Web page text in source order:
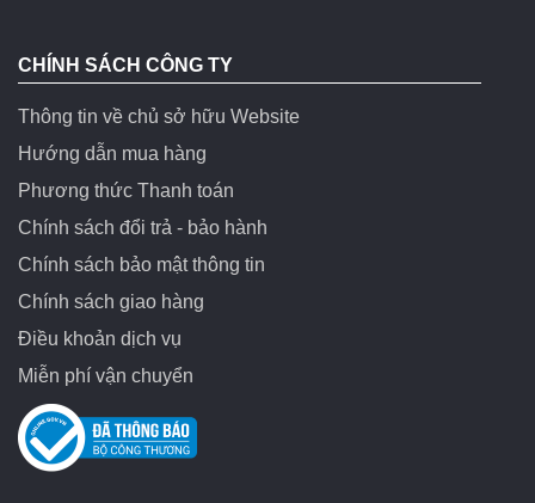
CHÍNH SÁCH CÔNG TY
Thông tin về chủ sở hữu Website
Hướng dẫn mua hàng
Phương thức Thanh toán
Chính sách đổi trả - bảo hành
Chính sách bảo mật thông tin
Chính sách giao hàng
Điều khoản dịch vụ
Miễn phí vận chuyển